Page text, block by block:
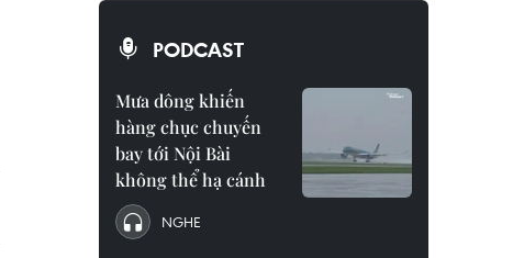
PODCAST
Mưa dông khiến
hàng chục chuyến
bay tới Nội Bài
không thể hạ cánh
NGHE